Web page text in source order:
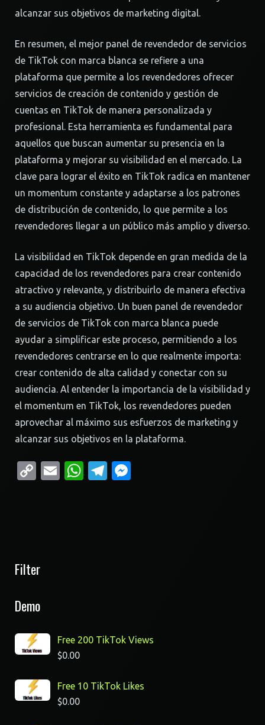
alcanzar sus objetivos de marketing digital.
En resumen, el mejor panel de revendedor de servicios
de TikTok con marca blanca se refiere a una
plataforma que permite a los revendedores ofrecer
servicios de creación de contenido y gestión de
cuentas en TikTok de manera personalizada y
profesional. Esta herramienta es fundamental para
aquellos que buscan aumentar su presencia en la
plataforma y mejorar su visibilidad en el mercado. La
clave para lograr el éxito en TikTok radica en mantener
un momentum constante y adaptarse a los patrones
de distribución de contenido, lo que permite a los
revendedores llegar a un público más amplio y diverso.
La visibilidad en TikTok depende en gran medida de la
capacidad de los revendedores para crear contenido
atractivo y relevante, y distribuirlo de manera efectiva
a su audiencia objetivo. Un buen panel de revendedor
de servicios de TikTok con marca blanca puede
ayudar a simplificar este proceso, permitiendo a los
revendedores centrarse en lo que realmente importa:
crear contenido de alta calidad y conectar con su
audiencia. Al entender la importancia de la visibilidad y
el momentum en TikTok, los revendedores pueden
aprovechar al máximo sus esfuerzos de marketing y
alcanzar sus objetivos en la plataforma.
CopyEmailWhatsApp
Telegram
Filter
Demo
Free 200 TikTok Views
$0.00
Free 10 TikTok Likes
$0.00